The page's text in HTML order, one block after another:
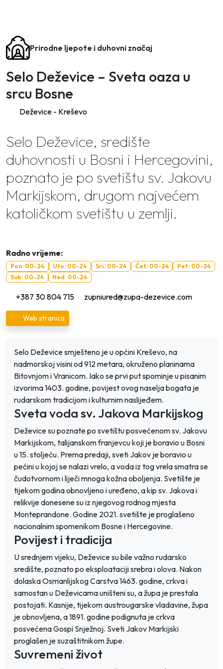
Prirodne ljepote i duhovni značaj
Selo Deževice – Sveta oaza u
srcu Bosne
Deževice - Kreševo
Selo Deževice, središte
duhovnosti u Bosni i Hercegovini,
poznato je po svetištu sv. Jakovu
Markijskom, drugom najvećem
katoličkom svetištu u zemlji.
Radno vrijeme:
Pon: 00-24 Uto: 00-24 Sri: 00-24 Čet: 00-24
Pet: 00-24
Sub: 00-24
Ned: 00-24
+387 30 804 715 zupniured@zupa-dezevice.com
Web stranica
Selo Deževice smješteno je u općini Kreševo, na
nadmorskoj visini od 912 metara, okruženo planinama
Bitovnjom i Vranicom. Iako se prvi put spominje u pisanim
izvorima 1403. godine, povijest ovog naselja bogata je
rudarskom tradicijom i kulturnim naslijeđem.
Sveta voda sv. Jakova Markijskog
Deževice su poznate po svetištu posvećenom sv. Jakovu
Markijskom, talijanskom franjevcu koji je boravio u Bosni
u 15. stoljeću. Prema predaji, sveti Jakov je boravio u
pećini u kojoj se nalazi vrelo, a voda iz tog vrela smatra se
čudotvornom i liječi mnoga kožna oboljenja. Svetište je
tijekom godina obnovljeno i uređeno, a kip sv. Jakova i
relikvije donesene su iz njegovog rodnog mjesta
Monteprandone. Godine 2021. svetište je proglašeno
nacionalnim spomenikom Bosne i Hercegovine.
Povijest i tradicija
U srednjem vijeku, Deževice su bile važno rudarsko
središte, poznato po eksploataciji srebra i olova. Nakon
dolaska Osmanlijskog Carstva 1463. godine, crkva i
samostan u Deževicama uništeni su, a župa je prestala
postojati. Kasnije, tijekom austrougarske vladavine, župa
je obnovljena, a 1891. godine podignuta je crkva
posvećena Gospi Snježnoj. Sveti Jakov Markijski
proglašen je suzaštitnikom župe.
Suvremeni život